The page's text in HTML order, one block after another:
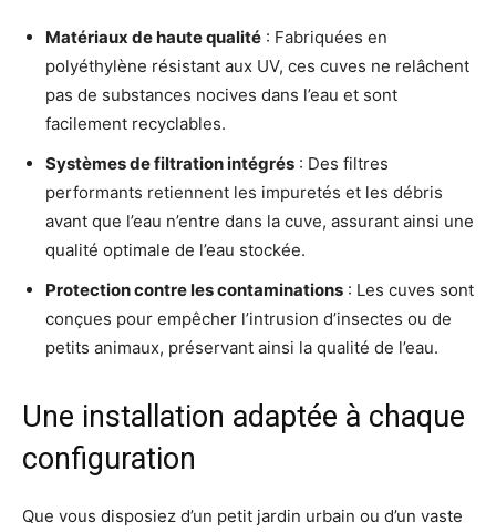
Matériaux de haute qualité : Fabriquées en
polyéthylène résistant aux UV, ces cuves ne relâchent
pas de substances nocives dans l’eau et sont
facilement recyclables.
Systèmes de filtration intégrés : Des filtres
performants retiennent les impuretés et les débris
avant que l’eau n’entre dans la cuve, assurant ainsi une
qualité optimale de l’eau stockée.
Protection contre les contaminations : Les cuves sont
conçues pour empêcher l’intrusion d’insectes ou de
petits animaux, préservant ainsi la qualité de l’eau.
Une installation adaptée à chaque
configuration
Que vous disposiez d’un petit jardin urbain ou d’un vaste